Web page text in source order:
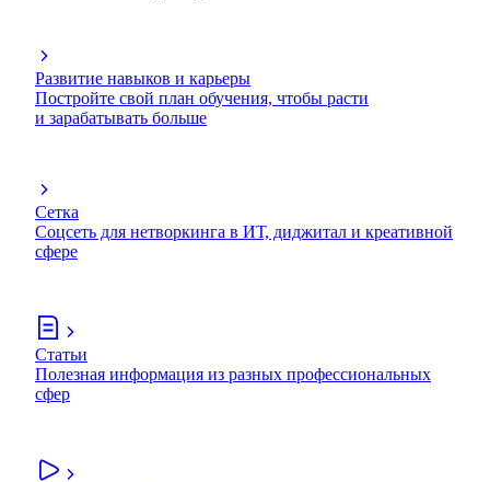
Развитие навыков и карьеры
Постройте свой план обучения, чтобы расти
и зарабатывать больше
Сетка
Соцсеть для нетворкинга в ИТ, диджитал и креативной
сфере
Статьи
Полезная информация из разных профессиональных
сфер